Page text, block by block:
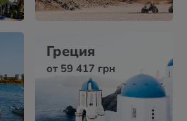
Греция
от 59 417 грн